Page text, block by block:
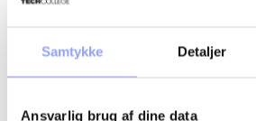
Samtykke Detaljer
Ansvarlig brug af dine data
at gøre STEM-undervisningen både
siger Rikke Palmgren.